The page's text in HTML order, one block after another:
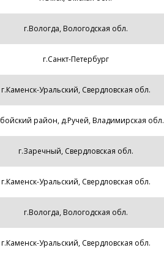
г.Вологда, Вологодская обл.
г.Санкт-Петербург
г.Каменск-Уральский, Свердловская обл.
район, д.Ручей, Владимирская обл.
г.Заречный, Свердловская обл.
г.Каменск-Уральский, Свердловская обл.
г.Вологда, Вологодская обл.
г.Каменск-Уральский, Свердловская обл.